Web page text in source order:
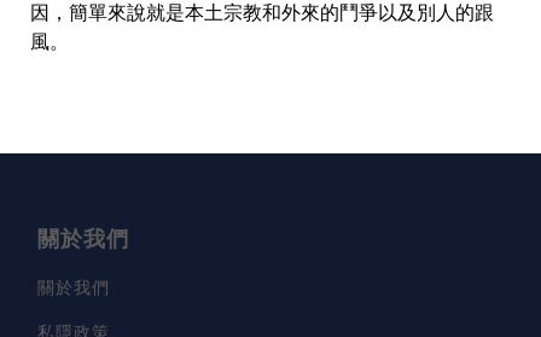
因，簡單來說就是本土宗教和外來的鬥爭以及別人的跟
風。
關於我們
關於我們
私隱政策